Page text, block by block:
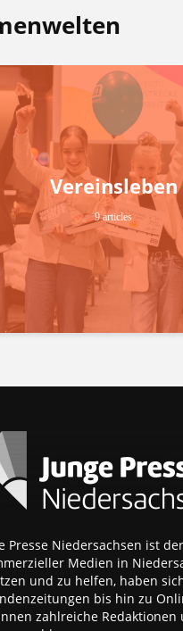
Vereinsleben
9 articles
Presse Niedersachsen ist
Medien in
und zu helfen, haben
bis hin zu
zahlreiche